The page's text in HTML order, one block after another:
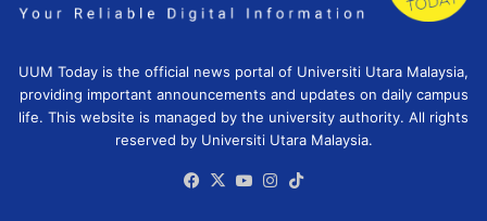
UUM Today is the official news portal of Universiti Utara Malaysia,
providing important announcements and updates on daily campus
life. This website is managed by the university authority. All rights
reserved by Universiti Utara Malaysia.
Facebook
X YouTubeInstagram